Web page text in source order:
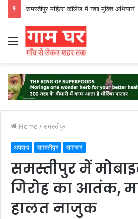
हड़ताली सफाईकर्मियों ने नगर निगम का घेराव
Menu
Home / समस्तीपुर
अपराध समस्तीपुर समाचार
समस्तीपुर में
गिरोह का आतंक,
हालत नाजुक